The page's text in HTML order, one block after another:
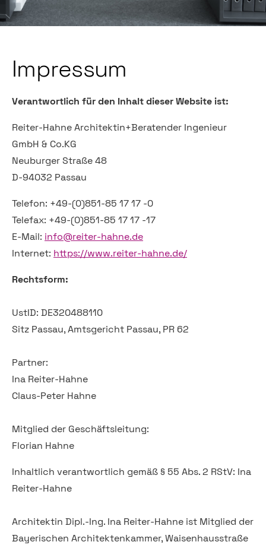
Impressum
Verantwortlich für den Inhalt dieser Website ist:
Reiter-Hahne Architektin+Beratender Ingenieur
GmbH & Co.KG
Neuburger Straße 48
D-94032 Passau
Telefon: +49-(0)851-85 17 17 -0
Telefax: +49-(0)851-85 17 17 -17
E-Mail: info@reiter-hahne.de
Internet: https://www.reiter-hahne.de/
Rechtsform:
UstID: DE320488110
Sitz Passau, Amtsgericht Passau, PR 62
Partner:
Ina Reiter-Hahne
Claus-Peter Hahne
Mitglied der Geschäftsleitung:
Florian Hahne
Inhaltlich verantwortlich gemäß § 55 Abs. 2 RStV: Ina
Reiter-Hahne
Architektin Dipl.-Ing. Ina Reiter-Hahne ist Mitglied der
Bayerischen Architektenkammer, Waisenhausstraße